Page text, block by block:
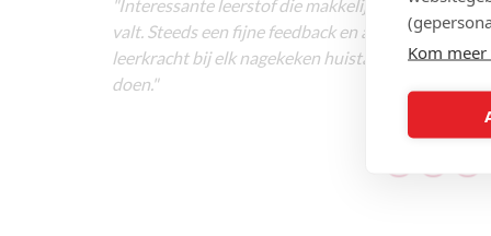
Kom
"Interessante leerstof die makkelijk en vlot te
valt. Steeds een fijne feedback en aanmoediging
leerkracht bij elk nagekeken huistaak. Gewoon tof
doen."